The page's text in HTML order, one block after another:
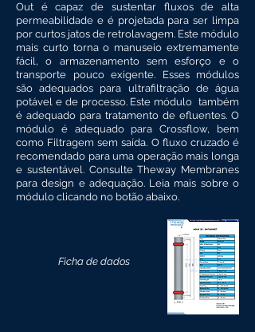
Out é capaz de sustentar fluxos de alta
permeabilidade e é projetada para ser limpa
por curtos jatos de retrolavagem. Este módulo
mais curto torna o manuseio extremamente
fácil, o armazenamento sem esforço e o
transporte pouco exigente. Esses módulos
são adequados para ultrafiltração de água
potável e de processo. Este módulo também
é adequado para tratamento de efluentes. O
módulo é adequado para Crossflow, bem
como Filtragem sem saída. O fluxo cruzado é
recomendado para uma operação mais longa
e sustentável. Consulte Theway Membranes
para design e adequação. Leia mais sobre o
módulo clicando no botão abaixo.
Ficha de dados